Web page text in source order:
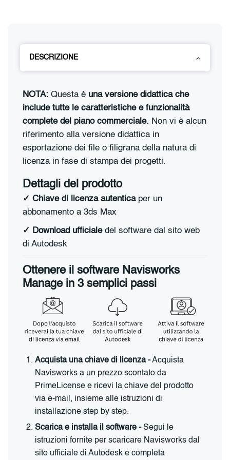
DESCRIZIONE
NOTA: Questa è una versione didattica che
include tutte le caratteristiche e funzionalità
complete del piano commerciale. Non vi è alcun
riferimento alla versione didattica in
esportazione dei file o filigrana della natura di
licenza in fase di stampa dei progetti.
Dettagli del prodotto
✓ Chiave di licenza autenticaper un
abbonamento a 3ds Max
✓ Download ufficialedel software dal sito web
di Autodesk
Ottenere il software Navisworks
Manage in 3 semplici passi
Acquista una chiave di licenza -Acquista
Navisworks a un prezzo scontato da
PrimeLicense e ricevi la chiave del prodotto
via e-mail, insieme alle istruzioni di
installazione step by step.
Scarica e installa il software -Segui le
istruzioni fornite per scaricare Navisworks dal
sito ufficiale di Autodesk e completa